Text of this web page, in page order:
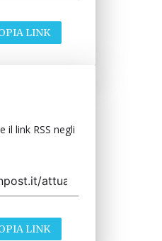
LINK
il link RSS negli
LINK